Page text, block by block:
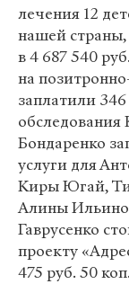
лечения 12
нашей
в 4 687 540
на
заплатили
Бондаренко
услуги для
Киры Югай,
Алины
Гаврусенко
проекту
475 руб. 50 коп.